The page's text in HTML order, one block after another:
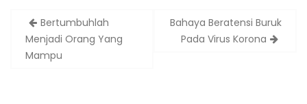
Bertumbuhlah
Menjadi Orang Yang
Mampu
Bahaya Beratensi Buruk
Pada Virus Korona